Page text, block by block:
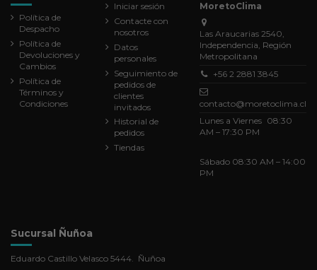
Política de
Despacho
Política de
Devoluciones y
Cambios
Política de
Términos y
Condiciones
Iniciar sesión
Contacte con
nosotros
Datos
personales
Seguimiento de
pedidos de
clientes
invitados
Historial de
pedidos
Tiendas
MoretoClima
Las Araucarias 2540,
Independencia, Región
Metropolitana
+56 2 2881 3845
contacto@moretoclima.cl
Lunes a Viernes 08:30
AM – 17:30 PM
Sábado 08:30 AM – 14:00
PM
Sucursal Ñuñoa
Eduardo Castillo Velasco 5444. Ñuñoa